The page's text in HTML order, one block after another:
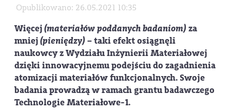
Opublikowano: 26.05.2021 10:35
Więcej(materiałów poddanych badaniom)za
mniej(pieniędzy)– taki efekt osiągnęli
naukowcy z Wydziału Inżynierii Materiałowej
dzięki innowacyjnemu podejściu do zagadnienia
atomizacji materiałów funkcjonalnych. Swoje
badania prowadzą w ramach grantu badawczego
Technologie Materiałowe-1.